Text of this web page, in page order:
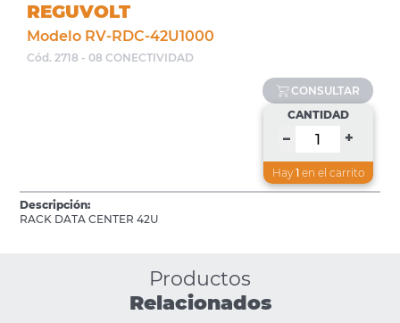
REGUVOLT
Modelo RV-RDC-42U1000
Cód. 2718 - 08 CONECTIVIDAD
CONSULTAR
CANTIDAD
– +
Hay 1en el carrito
Descripción:
RACK DATA CENTER 42U
Productos
Relacionados